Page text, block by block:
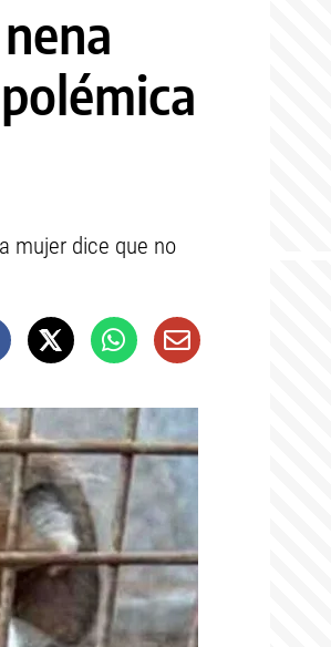
mujer dice que no